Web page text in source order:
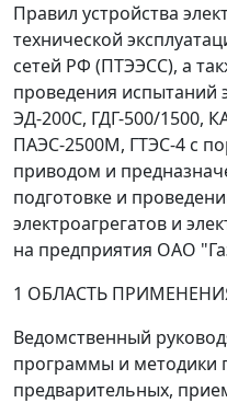
Правил устройства
технической
сетей РФ (ПТЭЭСС), а
проведения испытаний
ЭД-200С, ГДГ-500/1500,
ПАЭС-2500М, ГТЭС-4 с
приводом и
подготовке и
электроагрегатов и
на предприятия ОАО
1 ОБЛАСТЬ
Ведомственный
программы и методики
предварительных,